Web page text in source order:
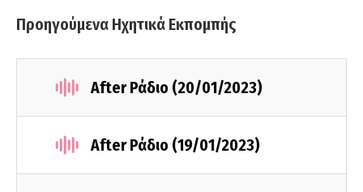
Προηγούμενα Ηχητικά Εκπομπής
After Ράδιο (20/01/2023)
After Ράδιο (19/01/2023)